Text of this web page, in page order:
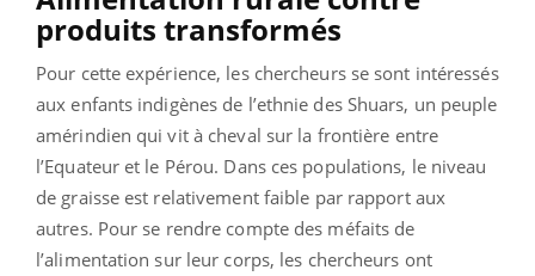
produits transformés
Pour cette expérience, les chercheurs se sont intéressés
aux enfants indigènes de l’ethnie des Shuars, un peuple
amérindien qui vit à cheval sur la frontière entre
l’Equateur et le Pérou. Dans ces populations, le niveau
de graisse est relativement faible par rapport aux
autres. Pour se rendre compte des méfaits de
l’alimentation sur leur corps, les chercheurs ont